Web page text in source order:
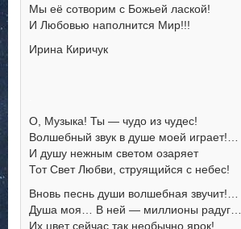
Мы её сотворим с Божьей лаской!
И Любовью наполнится Мир!!!
Ирина Киричук
О, Музыка! Ты — чудо из чудес!
Волшебный звук в душе моей играет!…
И душу нежным светом озаряет
Тот Свет Любви, струящийся с небес!
Вновь песнь души волшебная звучит!…
Душа моя… В ней — миллионы радуг…
Их цвет сейчас так необычно ярок!